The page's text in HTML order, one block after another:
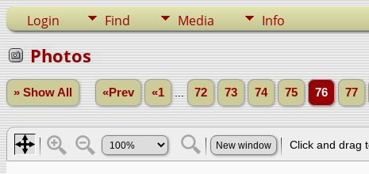
Login Find Media Info
Photos
» Show All «Prev «1 ... 72 73 74 75 76 77